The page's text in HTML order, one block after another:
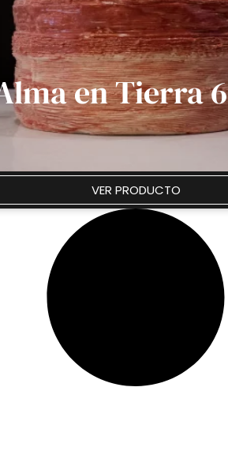
en Tierra 6
VER PRODUCTO